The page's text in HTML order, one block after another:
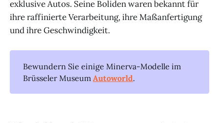
exklusive Autos. Seine Boliden waren bekannt für
ihre raffinierte Verarbeitung, ihre Maßanfertigung
und ihre Geschwindigkeit.
Bewundern Sie einige Minerva-Modelle im
Brüsseler MuseumAutoworld.